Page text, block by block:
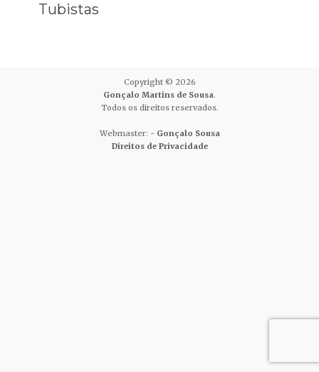
Tubistas
Copyright © 2026
Gonçalo Martins de Sousa.
Todos os direitos reservados.
Webmaster: - Gonçalo Sousa
Direitos de Privacidade